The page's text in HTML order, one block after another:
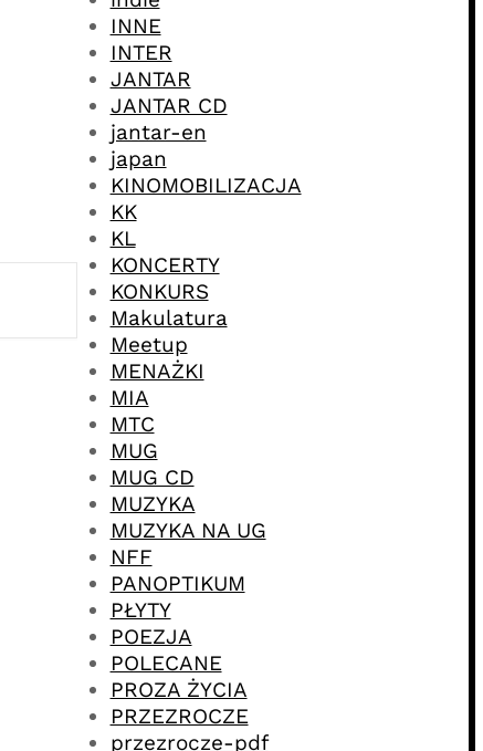
INNE
INTER
JANTAR
JANTAR CD
jantar-en
japan
KINOMOBILIZACJA
KK
KL
KONCERTY
KONKURS
Makulatura
Meetup
MENAŻKI
MIA
MTC
MUG
MUG CD
MUZYKA
MUZYKA NA UG
NFF
PANOPTIKUM
PŁYTY
POEZJA
POLECANE
PROZA ŻYCIA
PRZEZROCZE
przezrocze-pdf